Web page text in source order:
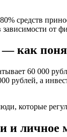
средств
от
как
60 000
рублей, а
которые
и личное